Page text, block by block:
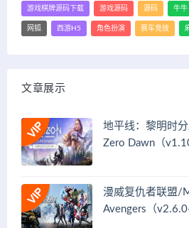
游戏棋牌源码下载 游戏源码 源码 牛牛
网狐 西游H5 角色扮演 赛车竞技
文章展示
地平线：黎明时
Zero Dawn（
漫威复仇者联盟/
Avengers（